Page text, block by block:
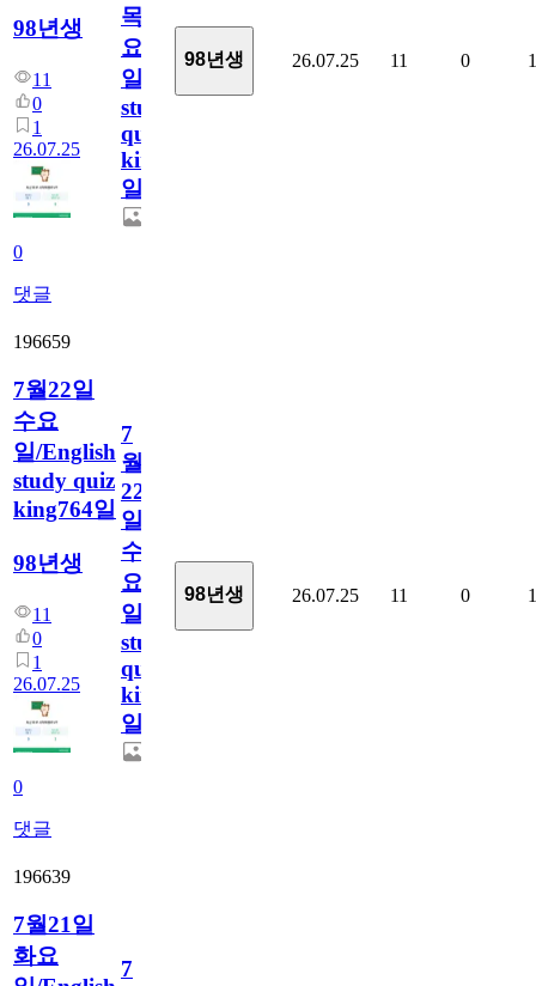
98년생
11
0
1
26.07.25
0
댓글
목
요
일/English
study
quiz
king765
일
98년생 26.07.25 11 0 1
196659
7월22일
수요
일/English
study quiz
king764일
98년생
11
0
1
26.07.25
0
댓글
7
월
22
일
수
요
일/English
study
quiz
king764
일
98년생 26.07.25 11 0 1
196639
7월21일
화요
7